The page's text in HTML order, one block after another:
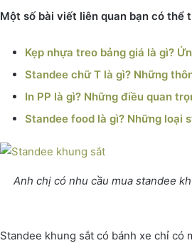
Một số bài viết liên quan bạn có thể
Kẹp nhựa treo bảng giá là gì?
Standee chữ T là gì? Những
In PP là gì? Những điều quan
Standee food là gì? Những loại
Anh chị có nhu cầu mua standee
Standee khung sắt có bánh xe chỉ